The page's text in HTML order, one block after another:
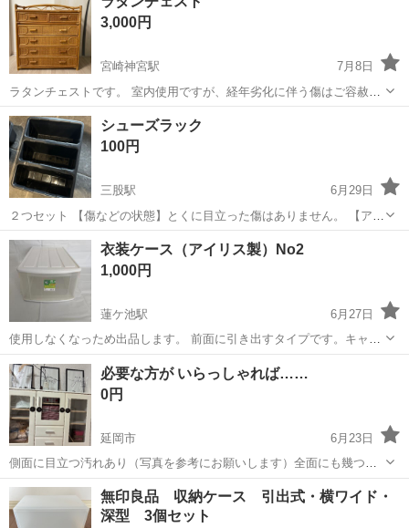
3,000円
宮崎神宮駅
7月8日
ラタンチェストです。 室内使用ですが、経年劣化に伴う傷はご容赦く
ださい。 size 高さ 87cm 全幅 80cm 奥行 35cm 現物引き渡しに
なります。
宮崎 宮崎市 宮崎神宮駅
シューズラック
100円
三股駅
6月29日
２つセット 【傷などの状態】とくに目立った傷はありません。 【アピ
ールポイント】状態はいいのでまだまだ使えます！ 【希望取引場所】
三股町トライアル 上記の条件に合わせてくださる方を優先させていた
だきます。 （早いもの...
宮崎 北諸県郡 収納家具 シューズラック
衣装ケース（アイリス製）No2
1,000円
蓮ケ池駅
6月27日
使用しなくなっため出品します。 前面に引き出すタイプです。キャス
ターはありません。 外箱が透明ではないので前面からしか中身がわか
宮崎 宮崎市 蓮ケ池駅 収納家具 アイリス
必要な方が いらっしゃれば……
0円
延岡市
6月23日
側面に目立つ汚れあり（写真を参考にお願いします）全面にも幾つか
汚れて見える箇所有り。 前面にはシールを貼っています。剥いだらシ
ール跡が残る可能性あり!! ケース内と飾りの絵は私物になりますが必
要で有れば、ぬいぐるみ🧸以外...
宮崎 延岡市 収納家具
無印良品 収納ケース 引出式・横ワイド・
深型 3個セット